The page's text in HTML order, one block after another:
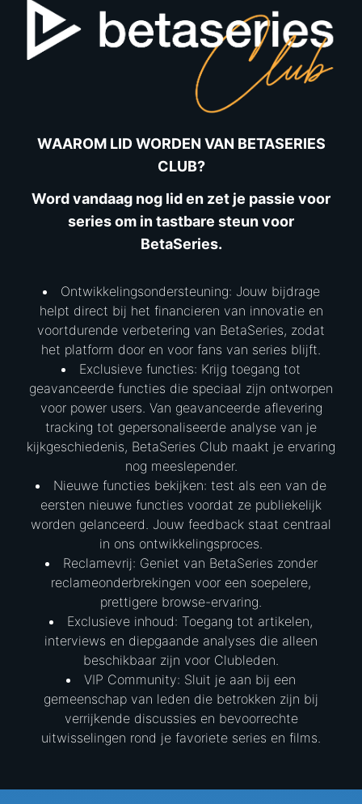
WAAROM LID WORDEN VAN BETASERIES
CLUB?
Word vandaag nog lid en zet je passie voor
series om in tastbare steun voor
BetaSeries.
Ontwikkelingsondersteuning: Jouw bijdrage
helpt direct bij het financieren van innovatie en
voortdurende verbetering van BetaSeries, zodat
het platform door en voor fans van series blijft.
Exclusieve functies: Krijg toegang tot
geavanceerde functies die speciaal zijn ontworpen
voor power users. Van geavanceerde aflevering
tracking tot gepersonaliseerde analyse van je
kijkgeschiedenis, BetaSeries Club maakt je ervaring
nog meeslepender.
Nieuwe functies bekijken: test als een van de
eersten nieuwe functies voordat ze publiekelijk
worden gelanceerd. Jouw feedback staat centraal
in ons ontwikkelingsproces.
Reclamevrij: Geniet van BetaSeries zonder
reclameonderbrekingen voor een soepelere,
prettigere browse-ervaring.
Exclusieve inhoud: Toegang tot artikelen,
interviews en diepgaande analyses die alleen
beschikbaar zijn voor Clubleden.
VIP Community: Sluit je aan bij een
gemeenschap van leden die betrokken zijn bij
verrijkende discussies en bevoorrechte
uitwisselingen rond je favoriete series en films.